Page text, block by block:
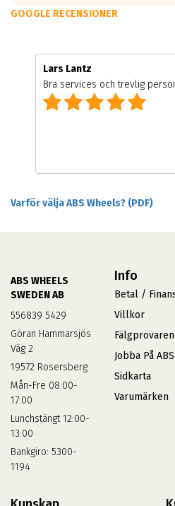
GOOGLE RECENSIONER
Lars Lantz
Bra services och trevlig
Varför välja ABS Wheels? (PDF)
ABS WHEELS
SWEDEN AB
556839 5429
Göran Hammarsjös
Väg 2
19572 Rosersberg
Mån-Fre 08:00-
17:00
Lunchstängt 12:00-
13:00
Bankgiro: 5300-
1194
Info
Betal /
Villkor
Fälgprovaren
Jobba På ABS
Sidkarta
Varumärken